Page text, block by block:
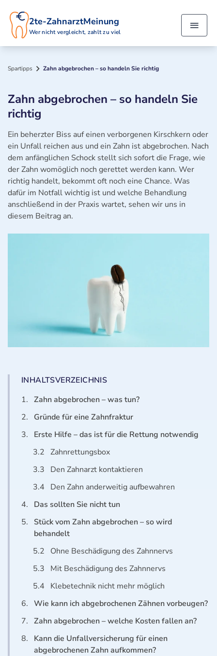
2te-ZahnarztMeinung
Wer nicht vergleicht, zahlt zu viel
Spartipps Zahn abgebrochen – so handeln Sie richtig
Zahn abgebrochen – so handeln Sie
richtig
Ein beherzter Biss auf einen verborgenen Kirschkern oder
ein Unfall reichen aus und ein Zahn ist abgebrochen. Nach
dem anfänglichen Schock stellt sich sofort die Frage, wie
der Zahn womöglich noch gerettet werden kann. Wer
richtig handelt, bekommt oft noch eine Chance. Was
dafür im Notfall wichtig ist und welche Behandlung
anschließend in der Praxis wartet, sehen wir uns in
diesem Beitrag an.
INHALTSVERZEICHNIS
1. Zahn abgebrochen – was tun?
2.
Gründe für eine Zahnfraktur
3.
Erste Hilfe – das ist für die Rettung notwendig
3.2 Zahnrettungsbox
3.3
Den Zahnarzt kontaktieren
3.4
Den Zahn anderweitig aufbewahren
4.
Das sollten Sie nicht tun
5.
Stück vom Zahn abgebrochen – so wird
behandelt
5.2
Ohne Beschädigung des Zahnnervs
5.3
Mit Beschädigung des Zahnnervs
5.4
Klebetechnik nicht mehr möglich
6. Wie kann ich abgebrochenen Zähnen vorbeugen?
7. Zahn abgebrochen – welche Kosten fallen an?
8.
Kann die Unfallversicherung für einen
abgebrochenen Zahn aufkommen?